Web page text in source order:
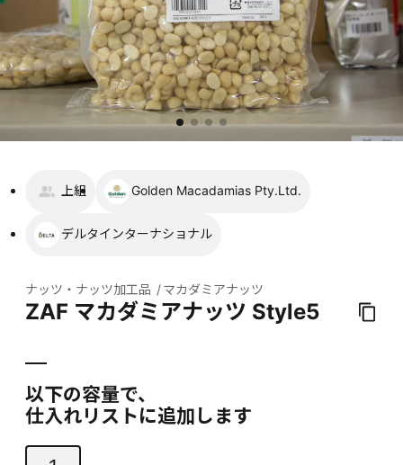
上組 Golden Macadamias Pty.Ltd.
デルタインターナショナル
ナッツ・ナッツ加工品 マカダミアナッツ
ZAF マカダミアナッツ Style5
以下の容量で、
仕入れリストに追加します